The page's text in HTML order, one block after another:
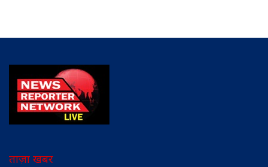
ताज़ा खबर